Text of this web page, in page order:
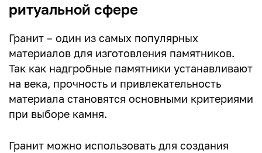
ритуальной сфере
Гранит – один из самых популярных
материалов для изготовления памятников.
Так как надгробные памятники устанавливают
на века, прочность и привлекательность
материала становятся основными критериями
при выборе камня.
Гранит можно использовать для создания